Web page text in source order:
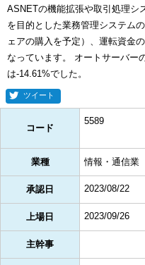
ASNETの機能拡張や取引処理シ
を目的とした業務管理システム
ェアの購入を予定）、運転資金
なっています。 オートサーバー
は-14.61%でした。
ツイート
コード
5589
業種 情報・通信業
承認日 2023/08/22
上場日 2023/09/26
主幹事